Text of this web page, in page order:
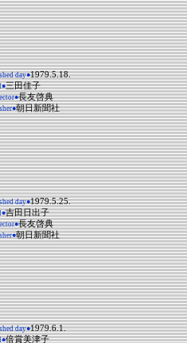
day●1979.5.18.
三田佳子
長友啓典
朝日新聞社
day●1979.5.25.
吉田日出子
長友啓典
朝日新聞社
day●1979.6.1.
倍賞美津子